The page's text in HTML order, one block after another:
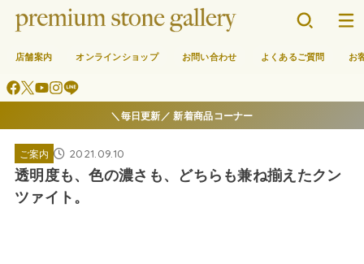
店舗案内 オンラインショップ お問い合わせ よくあるご質問 お
＼毎日更新／ 新着商品コーナー
ご案内 2021.09.10
透明度も、色の濃さも、どちらも兼ね揃えたクン
ツァイト。